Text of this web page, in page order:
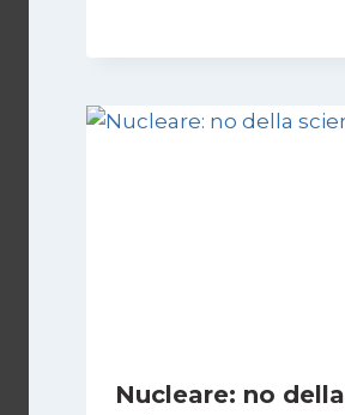
Nucleare: no della